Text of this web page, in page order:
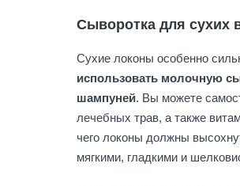
Сыворотка для сухих
Сухие локоны особенно
использовать молочную
шампуней. Вы можете
лечебных трав, а также
чего локоны должны
мягкими, гладкими и